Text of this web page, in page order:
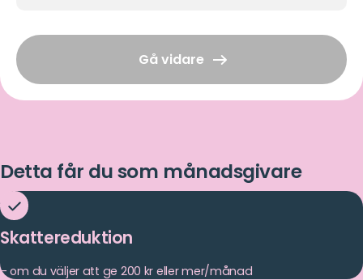
Gå vidare
Detta får du som månadsgivare
Skattereduktion
– om du väljer att ge 200 kr eller mer/månad